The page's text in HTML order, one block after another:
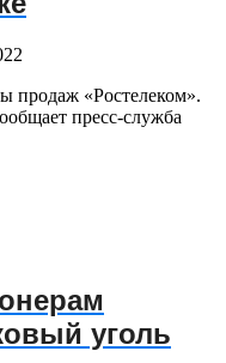
продаж «Ростелеком».
пресс-служба
уголь